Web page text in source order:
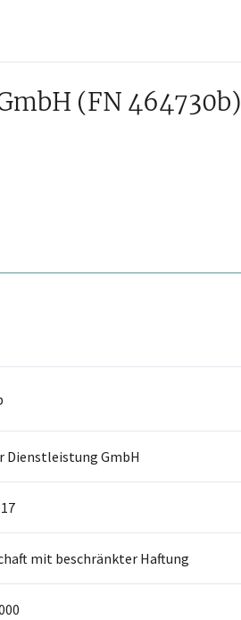
(FN 464730b)
Dienstleistung GmbH
mit beschränkter Haftung